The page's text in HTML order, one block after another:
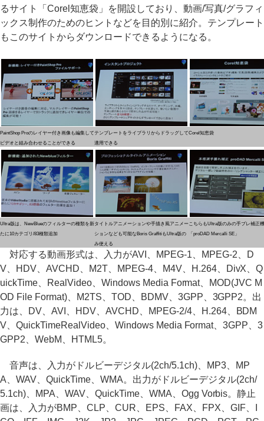
るサイト「Corel知恵袋」を開設しており、動画/写真/グラフィ
ックス制作のためのヒントなどを目的別に紹介。テンプレート
もこのサイトからダウンロードできるようになる。
PaintShop Proのレイヤー付き画像も編集して
ビデオと組み合わせることができる
テンプレートをライブラリからドラッグして
適用できる
Corel知恵袋
Ultra版は、NewBlueのフィルターの種類を新
たに10カテゴリ/83種類追加
タイトルアニメーションや手描き風アニメー
ションなども可能なBoris GraffitiもUltra版の
み使える
こちらもUltra版のみの手ブレ補正
「proDAD Mercalli SE」
対応する動画形式は、入力がAVI、MPEG-1、MPEG-2、D
V、HDV、AVCHD、M2T、MPEG-4、M4V、H.264、DivX、Q
uickTime、RealVideo、Windows Media Format、MOD(JVC M
OD File Format)、M2TS、TOD、BDMV、3GPP、3GPP2。出
力は、DV、AVI、HDV、AVCHD、MPEG-2/4、H.264、BDM
V、QuickTimeRealVideo、Windows Media Format、3GPP、3
GPP2、WebM、HTML5。
音声は、入力がドルビーデジタル(2ch/5.1ch)、MP3、MP
A、WAV、QuickTime、WMA。出力がドルビーデジタル(2ch/
5.1ch)、MPA、WAV、QuickTime、WMA、Ogg Vorbis。静止
画は、入力がBMP、CLP、CUR、EPS、FAX、FPX、GIF、I